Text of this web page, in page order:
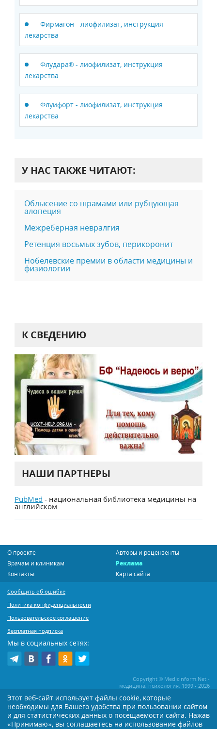
Фирмагон - лиофилизат, инструкция
лекарства
Флудара® - лиофилизат, инструкция
лекарства
Флуифорт - лиофилизат, инструкция
лекарства
У НАС ТАКЖЕ ЧИТАЮТ:
Облысение со шрамами или рубцующая
алопеция
Межреберная невралгия
Ретенция восьмых зубов, перикоронит
Нобелевские премии в области медицины и
физиологии
К СВЕДЕНИЮ
НАШИ ПАРТНЕРЫ
PubMed - национальная библиотека медицины на
английском
О проекте
Авторы и рецензенты
Врачам и клиникам
Реклама
Контакты
Карта сайта
Сообщить об ошибке
Политика конфиденциальности
Пользовательское соглашение
Бесплатная подписка
Мы в социальных сетях:
Copyright © MedicInform.Net -
медицина, психология, 1999 - 2026
Копирование или иное распространение статей нашего сайта строго
воспрещается. Копирование раздела "Новости" допускается при наличии
активной открытой для поисковиков ссылки на MedicInform.Net
Этот веб-сайт использует файлы cookie, которые
необходимы для Вашего удобства при пользовании сайтом
и для статистических данных о посещаемости сайта. Нажав
«Принимаю», вы соглашаетесь на использование файлов